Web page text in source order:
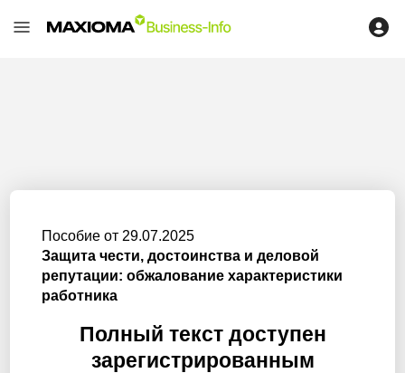
Пособие от 29.07.2025
Защита чести, достоинства и деловой
репутации: обжалование характеристики
работника
Полный текст доступен
зарегистрированным